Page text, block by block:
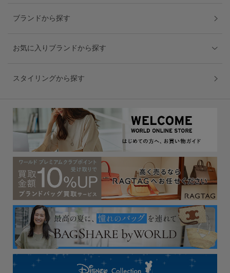
ブランドから探す
お気に入りブランドから探す
スタイリングから探す